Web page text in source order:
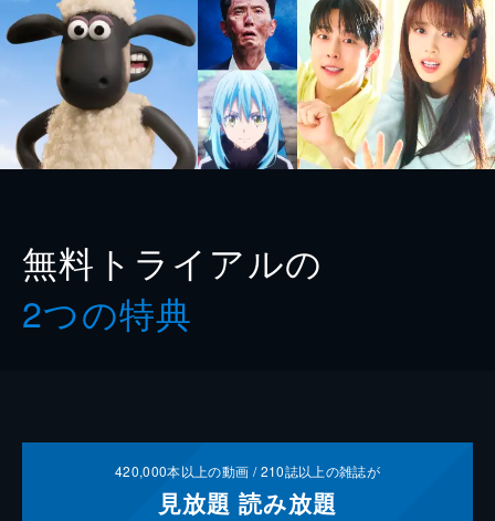
無料トライアルの
2つの特典
420,000本以上の動画 /210誌以上の雑誌が
見放題 読み放題